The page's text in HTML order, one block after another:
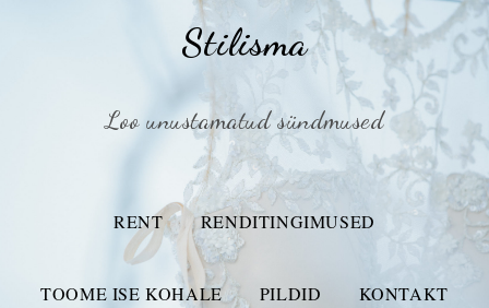
Stilisma
Loo unustamatud sündmused
RENT RENDITINGIMUSED
TOOME ISE KOHALE PILDID KONTAKT